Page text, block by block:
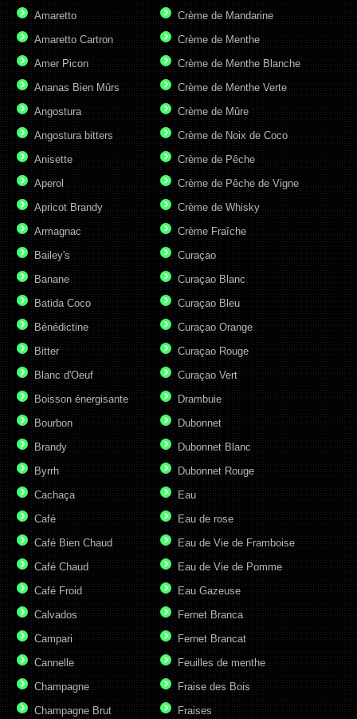
Amaretto
Amaretto Cartron
Amer Picon
Ananas Bien Mûrs
Angostura
Angostura bitters
Anisette
Aperol
Apricot Brandy
Armagnac
Bailey's
Banane
Batida Coco
Bénédictine
Bitter
Blanc d'Oeuf
Boisson énergisante
Bourbon
Brandy
Byrrh
Cachaça
Café
Café Bien Chaud
Café Chaud
Café Froid
Calvados
Campari
Cannelle
Champagne
Champagne Brut
Crème de Mandarine
Crème de Menthe
Crème de Menthe Blanche
Crème de Menthe Verte
Crème de Mûre
Crème de Noix de Coco
Crème de Pêche
Crème de Pêche de Vigne
Crème de Whisky
Crème Fraîche
Curaçao
Curaçao Blanc
Curaçao Bleu
Curaçao Orange
Curaçao Rouge
Curaçao Vert
Drambuie
Dubonnet
Dubonnet Blanc
Dubonnet Rouge
Eau
Eau de rose
Eau de Vie de Framboise
Eau de Vie de Pomme
Eau Gazeuse
Fernet Branca
Fernet Brancat
Feuilles de menthe
Fraise des Bois
Fraises